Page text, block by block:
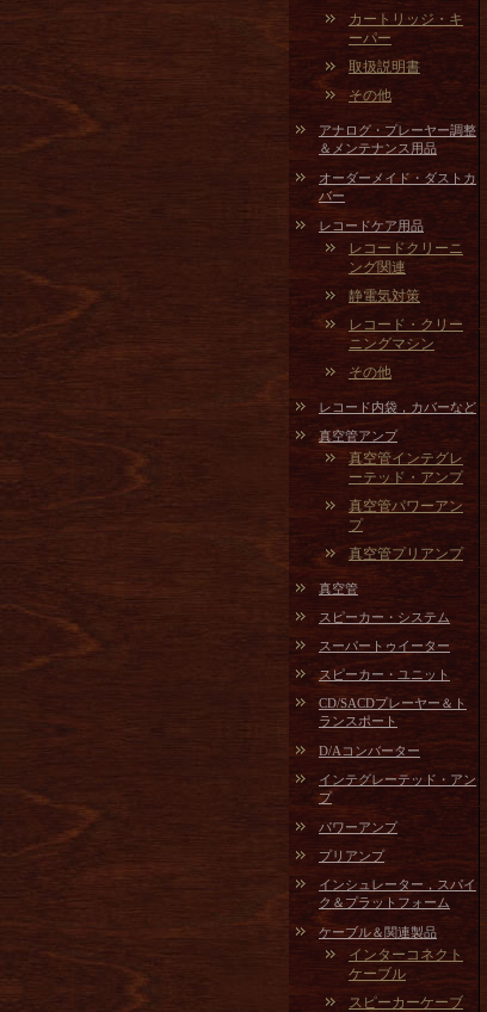
カートリッジ・キ
ーパー
取扱説明書
その他
アナログ・プレーヤー調整
＆メンテナンス用品
オーダーメイド・ダストカ
バー
レコードケア用品
レコードクリーニ
ング関連
静電気対策
レコード・クリー
ニングマシン
その他
レコード内袋，カバーなど
真空管アンプ
真空管インテグレ
ーテッド・アンプ
真空管パワーアン
プ
真空管プリアンプ
真空管
スピーカー・システム
スーパートゥイーター
スピーカー・ユニット
CD/SACDプレーヤー＆ト
ランスポート
D/Aコンバーター
インテグレーテッド・アン
プ
パワーアンプ
プリアンプ
インシュレーター，スパイ
ク＆プラットフォーム
ケーブル＆関連製品
インターコネクト
ケーブル
スピーカーケーブ